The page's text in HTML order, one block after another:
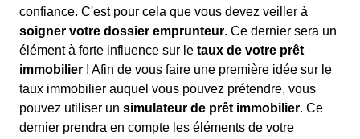
confiance. C'est pour cela que vous devez veiller à
soigner votre dossier emprunteur. Ce dernier sera un
élément à forte influence sur le taux de votre prêt
immobilier ! Afin de vous faire une première idée sur le
taux immobilier auquel vous pouvez prétendre, vous
pouvez utiliser un simulateur de prêt immobilier. Ce
dernier prendra en compte les éléments de votre